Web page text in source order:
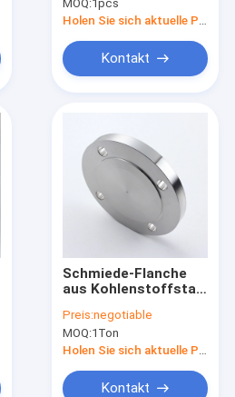
BS 4504 PN10 PN16
ST37.2
MOQ:1pcs
Kontakt
Schmiede-Flanche
aus Kohlenstoffstahl
Typ PN40 Druck
Preis:negotiable
MOQ:1Ton
Holen Sie sich aktuelle Preis
Kontakt